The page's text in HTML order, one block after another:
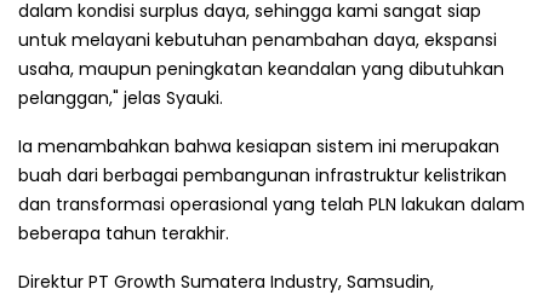
dalam kondisi surplus daya, sehingga kami sangat siap
untuk melayani kebutuhan penambahan daya, ekspansi
usaha, maupun peningkatan keandalan yang dibutuhkan
pelanggan," jelas Syauki.
Ia menambahkan bahwa kesiapan sistem ini merupakan
buah dari berbagai pembangunan infrastruktur kelistrikan
dan transformasi operasional yang telah PLN lakukan dalam
beberapa tahun terakhir.
Direktur PT Growth Sumatera Industry, Samsudin,